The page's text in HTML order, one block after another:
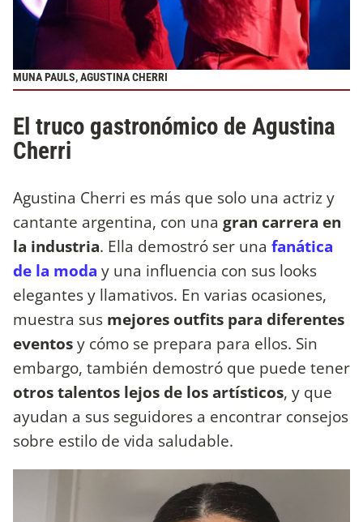
MUNA PAULS, AGUSTINA CHERRI
El truco gastronómico de Agustina
Cherri
Agustina Cherri es más que solo una actriz y
cantante argentina, con una gran carrera en
la industria. Ella demostró ser una fanática
de la moda y una influencia con sus looks
elegantes y llamativos. En varias ocasiones,
muestra sus mejores outfits para diferentes
eventosy cómo se prepara para ellos. Sin
embargo, también demostró que puede tener
otros talentos lejos de los artísticos, y que
ayudan a sus seguidores a encontrar consejos
sobre estilo de vida saludable.